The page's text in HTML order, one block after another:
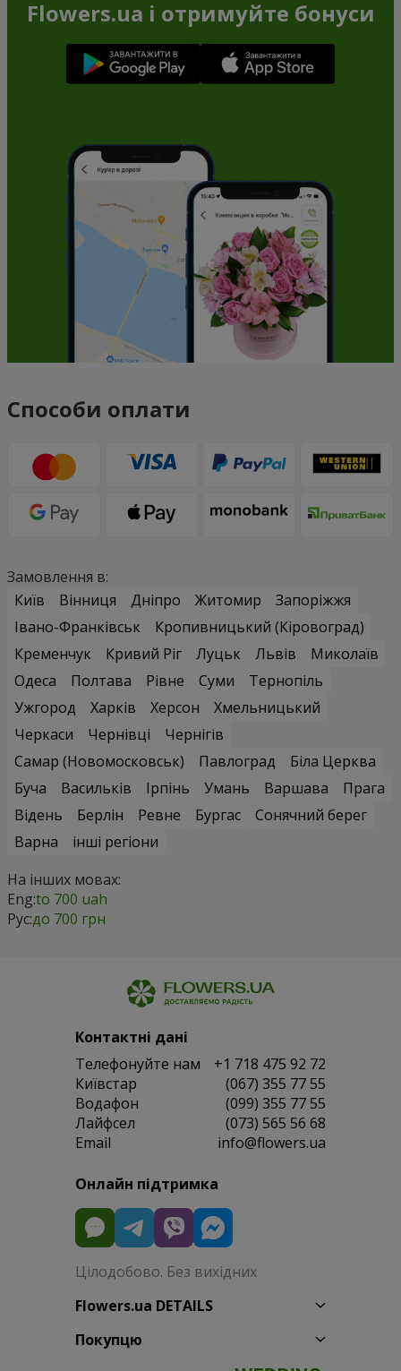
Flowers.ua і отримуйте бонуси
Способи оплати
Замовлення в:
Київ
Вінниця Дніпро Житомир
Запоріжжя
Івано-Франківськ
Кропивницький (Кіровоград)
Кременчук
Кривий Ріг Луцьк Львів
Миколаїв
Одеса
Полтава Рівне Суми
Тернопіль
Ужгород
Харків Херсон
Хмельницький
Черкаси
Чернівці
Чернігів
Самар (Новомосковськ)
Павлоград
Біла Церква
Буча
Васильків Ірпінь Умань Варшава
Прага
Відень
Берлін Ревне Бургас
Сонячний берег
Варна
інші регіони
На інших мовах:
Eng:to 700 uah
Рус:до 700 грн
Контактні дані
Телефонуйте нам
+1 718 475 92 72
Київстар
(067) 355 77 55
Водафон
(099) 355 77 55
Лайфсел
(073) 565 56 68
Email
info@flowers.ua
Онлайн підтримка
Цілодобово. Без вихідних
Flowers.ua DETAILS
Покупцю